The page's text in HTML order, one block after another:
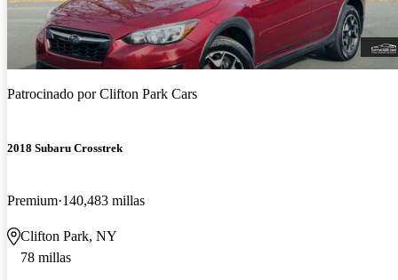
Patrocinado porClifton Park Cars
2018 Subaru Crosstrek
Premium 140,483 millas
Clifton Park, NY
78 millas